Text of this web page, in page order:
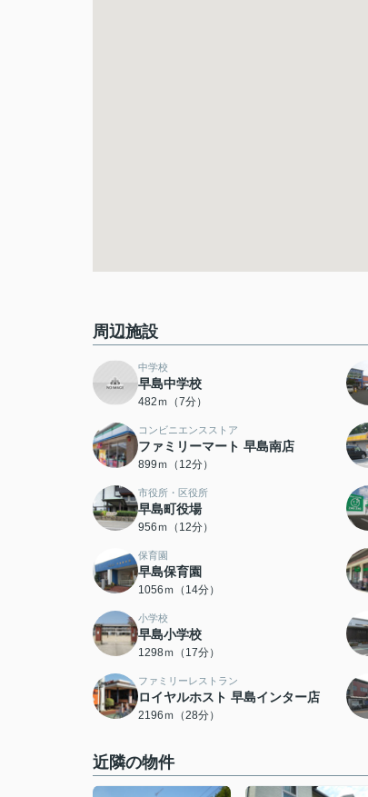
周辺施設
中学校
早島中学校
482ｍ（7分）
コンビニエンスストア
ファミリーマート 早島南店
899ｍ（12分）
市役所・区役所
早島町役場
956ｍ（12分）
保育園
早島保育園
1056ｍ（14分）
小学校
早島小学校
1298ｍ（17分）
ファミリーレストラン
ロイヤルホスト 早島インター店
2196ｍ（28分）
近隣の物件